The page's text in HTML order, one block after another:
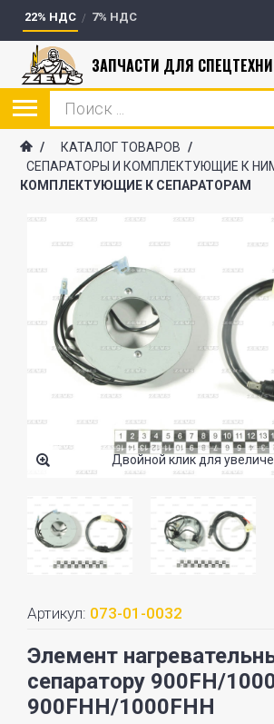
22% НДС 7% НДС
ЗАПЧАСТИ ДЛЯ
/ КАТАЛОГ ТОВАРОВ /
СЕПАРАТОРЫ И КОМПЛЕКТУЮЩИЕ К
КОМПЛЕКТУЮЩИЕ К СЕПАРАТОРАМ
Двойной клик для
Артикул: 073-01-0032
Элемент
сепаратору 900FH/
900FHH/1000FHH